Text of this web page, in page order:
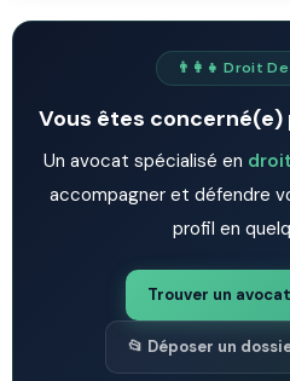
👨‍👩‍👧 Droit
Vous êtes
Un avocat spécialisé en
accompagner et défendre
profil en
Trouver un
📂 Déposer un